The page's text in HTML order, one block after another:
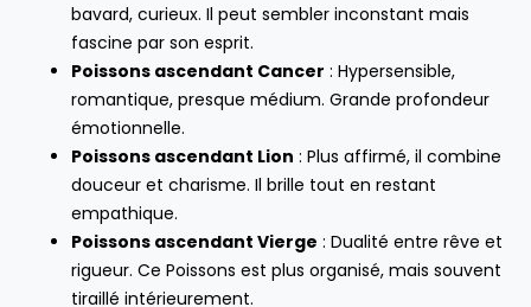
bavard, curieux. Il peut sembler inconstant mais
fascine par son esprit.
Poissons ascendant Cancer : Hypersensible,
romantique, presque médium. Grande profondeur
émotionnelle.
Poissons ascendant Lion : Plus affirmé, il combine
douceur et charisme. Il brille tout en restant
empathique.
Poissons ascendant Vierge : Dualité entre rêve et
rigueur. Ce Poissons est plus organisé, mais souvent
tiraillé intérieurement.